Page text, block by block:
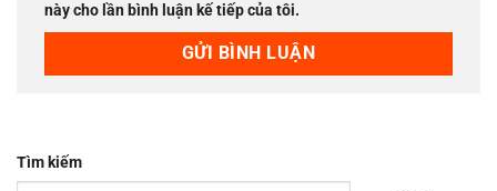
này cho lần bình luận kế tiếp của tôi.
Tìm kiếm